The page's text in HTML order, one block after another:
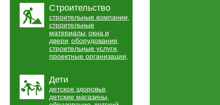
Строительство
строительные компании,
строительные
материалы, окна и
двери, оборудование,
строительные услуги,
проектные организации,
Дети
детское здоровье,
детские магазины,